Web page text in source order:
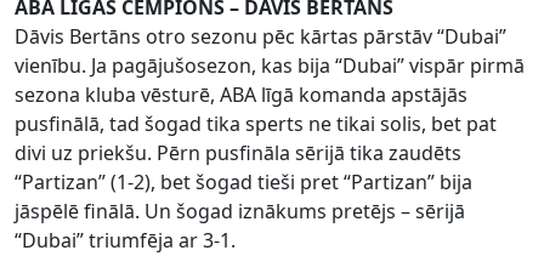
ABA LĪGAS ČEMPIONS – DĀVIS BERTĀNS
Dāvis Bertāns otro sezonu pēc kārtas pārstāv “Dubai”
vienību. Ja pagājušosezon, kas bija “Dubai” vispār pirmā
sezona kluba vēsturē, ABA līgā komanda apstājās
pusfinālā, tad šogad tika sperts ne tikai solis, bet pat
divi uz priekšu. Pērn pusfināla sērijā tika zaudēts
“Partizan” (1-2), bet šogad tieši pret “Partizan” bija
jāspēlē finālā. Un šogad iznākums pretējs – sērijā
“Dubai” triumfēja ar 3-1.